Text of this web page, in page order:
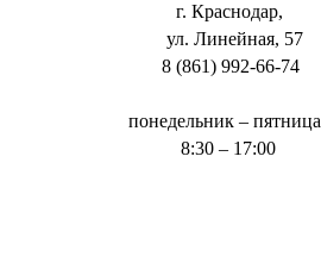
г. Краснодар,
ул. Линейная, 57
8 (861) 992-66-74
понедельник – пятница
8:30 – 17:00